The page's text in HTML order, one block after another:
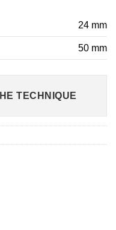
24 mm
50 mm
TECHNIQUE